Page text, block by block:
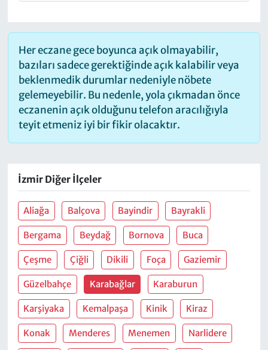
Her eczane gece boyunca açık olmayabilir,
bazıları sadece gerektiğinde açık kalabilir veya
beklenmedik durumlar nedeniyle nöbete
gelemeyebilir. Bu nedenle, yola çıkmadan önce
eczanenin açık olduğunu telefon aracılığıyla
teyit etmeniz iyi bir fikir olacaktır.
İzmir Diğer İlçeler
Aliağa Balçova Bayindir Bayrakli
Bergama Beydağ Bornova Buca
Çeşme Çiğli Dikili Foça Gaziemir
Güzelbahçe Karabağlar Karaburun
Karşiyaka Kemalpaşa Kinik Kiraz
Konak Menderes Menemen Narlidere